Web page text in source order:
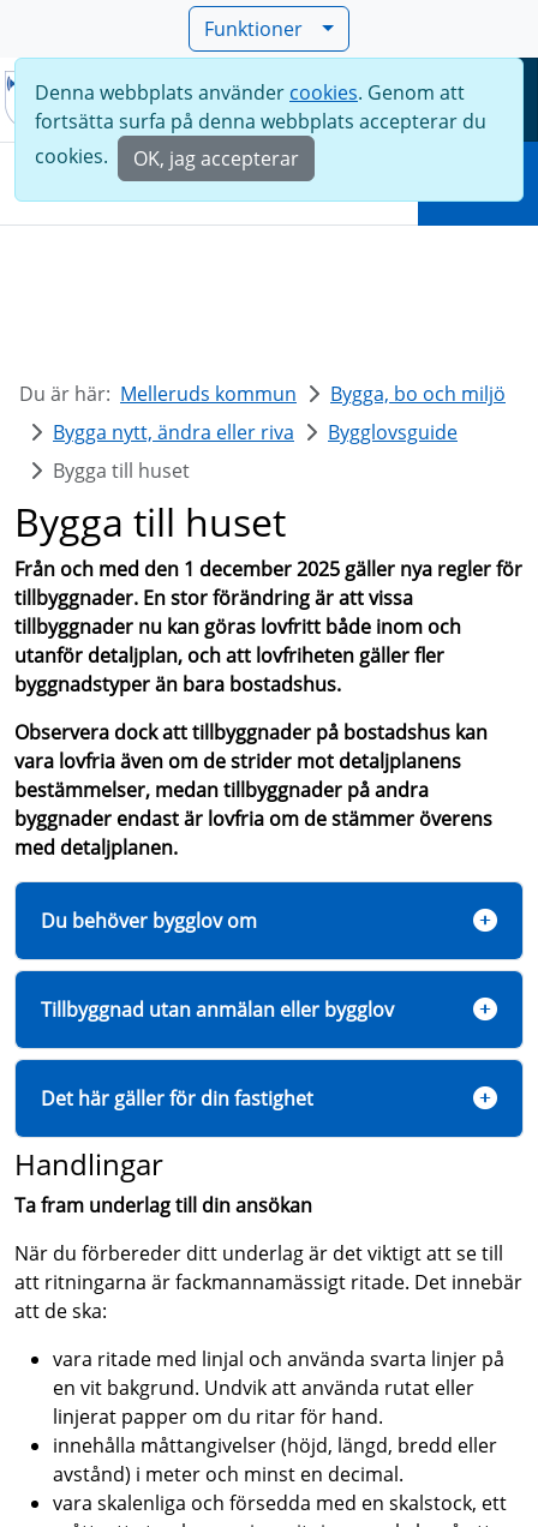
Funktioner
Meny
Denna webbplats använder cookies. Genom att
fortsätta surfa på denna webbplats accepterar du
cookies.
OK, jag accepterar
Du är här: Melleruds kommun
Bygga, bo och miljö
Bygga nytt, ändra eller riva
Bygglovsguide
Bygga till huset
Bygga till huset
Från och med den 1 december 2025 gäller nya regler för
tillbyggnader. En stor förändring är att vissa
tillbyggnader nu kan göras lovfritt både inom och
utanför detaljplan, och att lovfriheten gäller fler
byggnadstyper än bara bostadshus.
Observera dock att tillbyggnader på bostadshus kan
vara lovfria även om de strider mot detaljplanens
bestämmelser, medan tillbyggnader på andra
byggnader endast är lovfria om de stämmer överens
med detaljplanen.
Du behöver bygglov om
Tillbyggnad utan anmälan eller bygglov
Det här gäller för din fastighet
Handlingar
Ta fram underlag till din ansökan
När du förbereder ditt underlag är det viktigt att se till
att ritningarna är fackmannamässigt ritade. Det innebär
att de ska:
vara ritade med linjal och använda svarta linjer på
en vit bakgrund. Undvik att använda rutat eller
linjerat papper om du ritar för hand.
innehålla måttangivelser (höjd, längd, bredd eller
avstånd) i meter och minst en decimal.
vara skalenliga och försedda med en skalstock, ett